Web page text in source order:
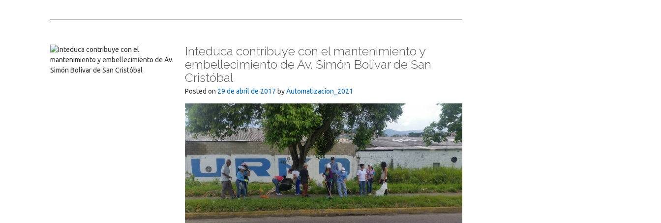
Inteduca contribuye con el mantenimiento y
embellecimiento de Av. Simón Bolívar de San
Cristóbal
Posted on 29 de abril de 2017 byAutomatizacion_2021